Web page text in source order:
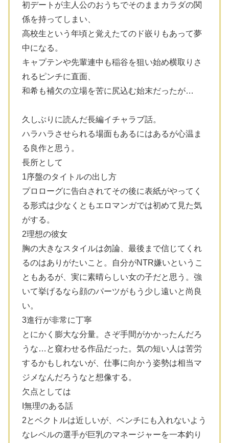
初デートが主人公のおうちでそのままカラダの関
係を持ってしまい、
高校生という年頃と覚えたてのド嵌りもあって夢
中になる。
キャプテンや先輩連中も稲谷を狙い始め横取りさ
れるピンチに直面、
和希も補欠の立場を苦に尻込む始末だったが…
久しぶりに読んだ長編イチャラブ話。
ハラハラさせられる場面もあるにはあるが心温ま
る良作と思う。
長所として
1序盤のタイトルの出し方
プロローグに告白されてその後に表紙がやってく
る形式は少なくともエロマンガでは初めて見た気
がする。
2理想の彼女
胸の大きなスタイルは勿論、最後まで信じてくれ
るのはありがたいこと。自分がNTR嫌いというこ
ともあるが、実に素晴らしい女の子だと思う。強
いて挙げるなら顔のパーツがもう少し遠いと尚良
い。
3進行が非常に丁寧
とにかく膨大な分量。さぞ手間がかかったんだろ
うな…と窺わせる作品だった。気の短い人は苦労
するかもしれないが、仕事に向かう姿勢は相当マ
ジメなんだろうなと想像する。
欠点としては
I無理のある話
2とベクトルは近しいが、ベンチにも入れないよう
なレベルの選手が巨乳のマネージャーを一本釣り